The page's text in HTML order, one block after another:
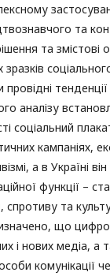
та
та змістові
зразків
аналізу
соціальний
кампаніях,
а в Україні
функції –
спротиву та
що
і нових медіа, а
комунікації